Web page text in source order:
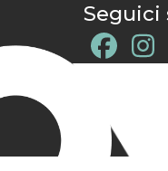
Seguici
@